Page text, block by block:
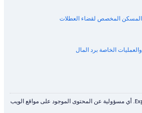
المسكن المخصص لقضاء العطلات
الخاصة برد المال
لا تتحمل شركة Expedia, Inc. أي مسؤولية عن المحتوى الموجود على مواقع الويب